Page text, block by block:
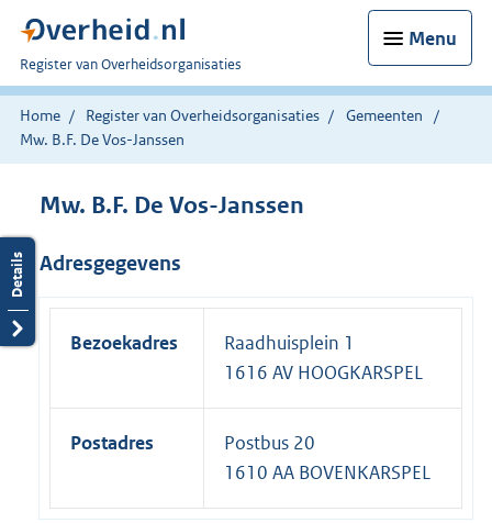
Menu
U
bent
nu
hier:
Register van Overheidsorganisaties
Home Register van Overheidsorganisaties
Gemeenten
Mw. B.F. De Vos-Janssen
Mw. B.F. De Vos-Janssen
Adresgegevens
Bezoekadres
Raadhuisplein 1
1616 AV HOOGKARSPEL
Postadres
Postbus 20
1610 AA BOVENKARSPEL